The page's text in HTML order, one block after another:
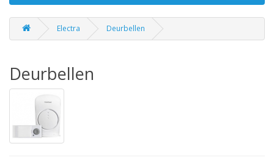
Electra Deurbellen
Deurbellen